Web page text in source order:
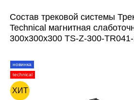
Состав трековой системы
Technical магнитная
300x300x300 TS-Z-300-
новинка
technical
ХИТ